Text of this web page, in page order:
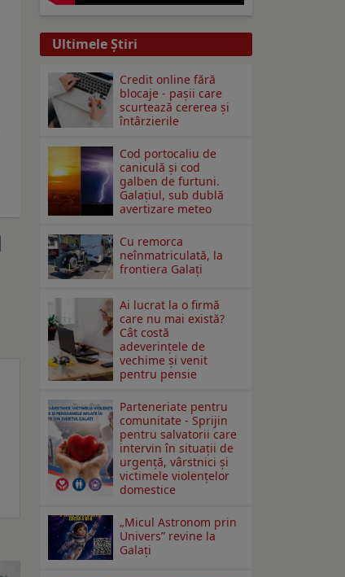
Ultimele Ştiri
Credit online fără
blocaje - pașii care
scurtează cererea și
întârzierile
Cod portocaliu de
caniculă și cod
galben de furtuni.
Galațiul, sub dublă
avertizare meteo
Cu remorca
neînmatriculată, la
frontiera Galați
Ai lucrat la o firmă
care nu mai există?
Cât costă
adeverințele de
vechime și venit
pentru pensie
Parteneriate pentru
comunitate - Sprijin
pentru salvatorii care
intervin în situații de
urgență, vârstnici și
victimele violențelor
domestice
„Micul Astronom prin
Univers” revine la
Galați